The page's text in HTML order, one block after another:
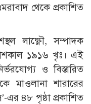
থেকে প্রকাশিত
লাক্ষ্ণৌ, সম্পাদক
১৯১৬ খৃঃ। এই
ও বিস্তারিত
মাওলানা শারারের
এর ৪৮ পৃষ্ঠা প্রকাশিত